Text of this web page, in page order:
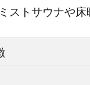
ストサウナや床